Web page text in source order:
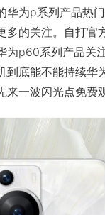
华为p系列产品热
多的关注。自打官
为p60系列产品关
到底能不能持续华
来一波闪光点免费